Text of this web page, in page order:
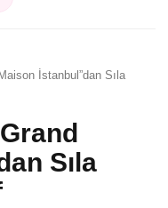
İstanbul”dan Sıla
Sıla